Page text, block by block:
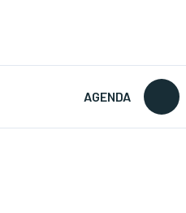
AGENDA